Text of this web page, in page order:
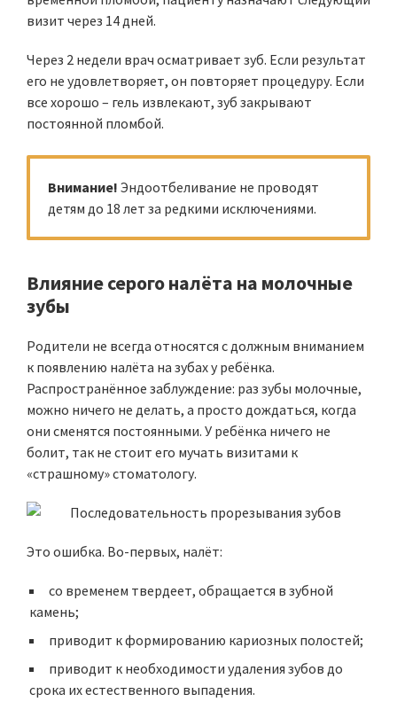
визит через 14 дней.
Через 2 недели врач осматривает зуб. Если результат
его не удовлетворяет, он повторяет процедуру. Если
все хорошо – гель извлекают, зуб закрывают
постоянной пломбой.
Внимание! Эндоотбеливание не проводят
детям до 18 лет за редкими исключениями.
Влияние серого налёта на молочные
зубы
Родители не всегда относятся с должным вниманием
к появлению налёта на зубах у ребёнка.
Распространённое заблуждение: раз зубы молочные,
можно ничего не делать, а просто дождаться, когда
они сменятся постоянными. У ребёнка ничего не
болит, так не стоит его мучать визитами к
«страшному» стоматологу.
Это ошибка. Во-первых, налёт:
со временем твердеет, обращается в зубной
камень;
приводит к формированию кариозных полостей;
приводит к необходимости удаления зубов до
срока их естественного выпадения.